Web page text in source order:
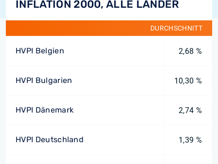
INFLATION 2000, ALLE LÄNDER
DURCHSCHNITT
HVPI Belgien 2,68 %
HVPI Bulgarien 10,30 %
HVPI Dänemark 2,74 %
HVPI Deutschland 1,39 %